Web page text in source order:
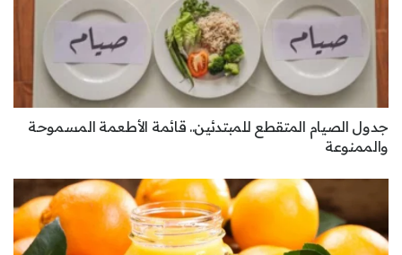
جدول الصيام المتقطع للمبتدئين.. قائمة الأطعمة المسموحة
والممنوعة